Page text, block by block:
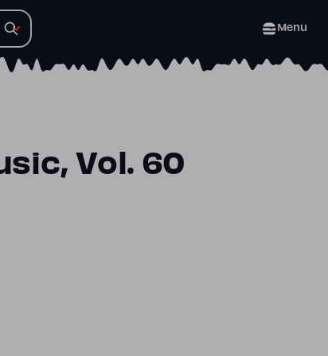
Menu
Vol. 60